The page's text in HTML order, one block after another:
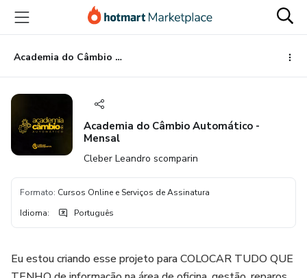
para
conteúdo
principal
para
pagamento
para
rodapé
Academia do Câmbio Automático - Mensal
Academia do Câmbio Automático -
Mensal
Cleber Leandro scomparin
Formato: Cursos Online e Serviços de Assinatura
Idioma: Português
Eu estou criando esse projeto para COLOCAR TUDO QUE